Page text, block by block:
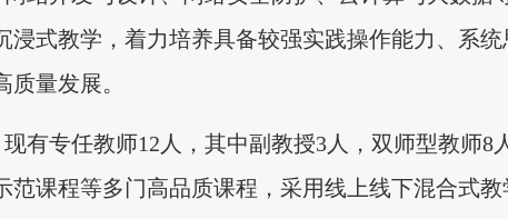
式教学，着力培养具备较强实践操作能力、系
量发展。
有专任教师12人，其中副教授3人，双师型教师8
课程等多门高品质课程，采用线上线下混合式